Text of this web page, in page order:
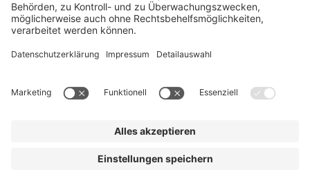
Ein Business-Event von
© dfv Conference Group GmbH